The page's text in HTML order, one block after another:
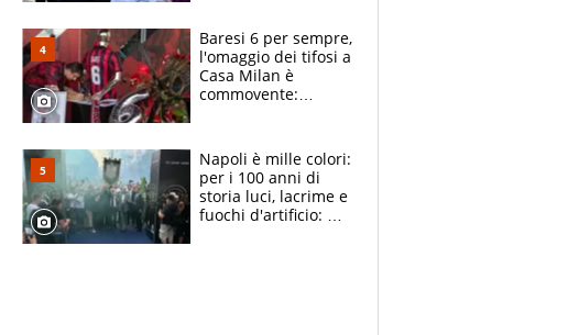
circondati
dall'affetto dei tifosi
Baresi 6 per sempre,
l'omaggio dei tifosi a
Casa Milan è
commovente:
bigliettini
Napoli è mille colori:
per i 100 anni di
storia luci, lacrime e
fuochi d'artificio: De